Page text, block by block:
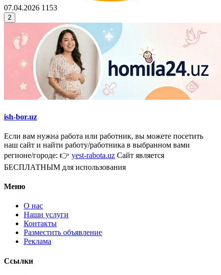
07.04.2026 1153
2
ish-bor.uz
Если вам нужна работа или работник, вы можете посетить
наш сайт и найти работу/работника в выбранном вами
регионе/городе: 👉 yest-rabota.uz Сайт является
БЕСПЛАТНЫМ для использования
Меню
О нас
Наши услуги
Контакты
Разместить объявление
Реклама
Ссылки